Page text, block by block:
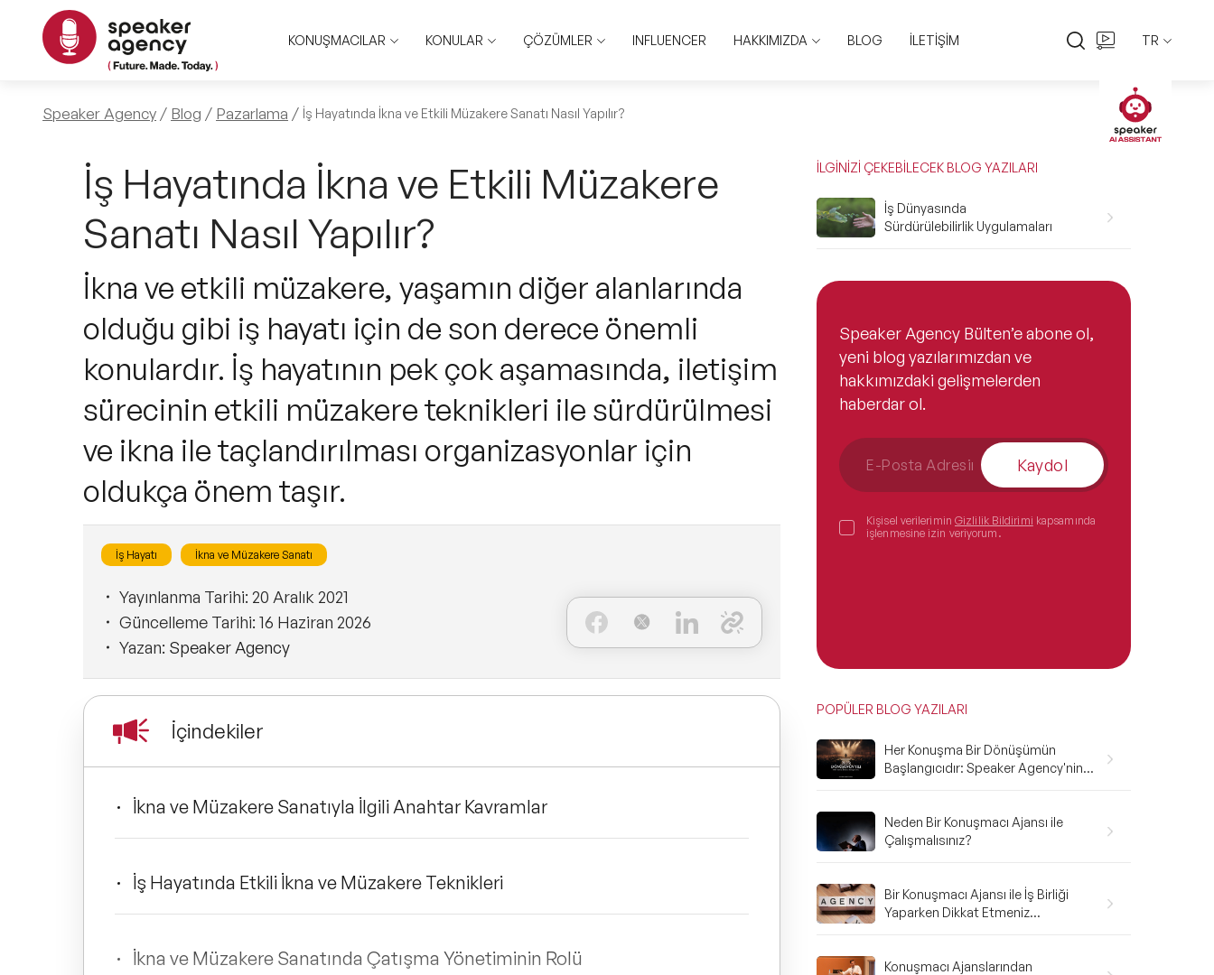
KONUŞMACILAR KONULAR ÇÖZÜMLER INFLUENCER HAKKIMIZDA BLOG İLETİŞİM TR
EN
TR
Speaker Agency Blog Pazarlama İş Hayatında İkna ve Etkili Müzakere Sanatı Nasıl Yapılır?
İş Hayatında İkna ve Etkili Müzakere
Sanatı Nasıl Yapılır?
İkna ve etkili müzakere, yaşamın diğer alanlarında
olduğu gibi iş hayatı için de son derece önemli
konulardır. İş hayatının pek çok aşamasında, iletişim
sürecinin etkili müzakere teknikleri ile sürdürülmesi
ve ikna ile taçlandırılması organizasyonlar için
oldukça önem taşır.
İş Hayatı İkna ve Müzakere Sanatı
Yayınlanma Tarihi: 20 Aralık 2021
Güncelleme Tarihi: 16 Haziran 2026
Yazan: Speaker Agency
İçindekiler
İkna ve Müzakere Sanatıyla İlgili Anahtar Kavramlar
İş Hayatında Etkili İkna ve Müzakere Teknikleri
İkna ve Müzakere Sanatında Çatışma Yönetiminin Rolü
İLGİNİZİ ÇEKEBİLECEK BLOG YAZILARI
İş Dünyasında
Sürdürülebilirlik Uygulamaları
Speaker Agency Bülten’e abone ol,
yeni blog yazılarımızdan ve
hakkımızdaki gelişmelerden
haberdar ol.
Kaydol
Kişisel verilerimin Gizlilik Bildirimi kapsamında
işlenmesine izin veriyorum.
POPÜLER BLOG YAZILARI
Her Konuşma Bir Dönüşümün
Başlangıcıdır: Speaker Agency'nin
Neden Bir Konuşmacı Ajansı ile
Çalışmalısınız?
Bir Konuşmacı Ajansı ile İş Birliği
Yaparken Dikkat Etmeniz
Konuşmacı Ajanslarından